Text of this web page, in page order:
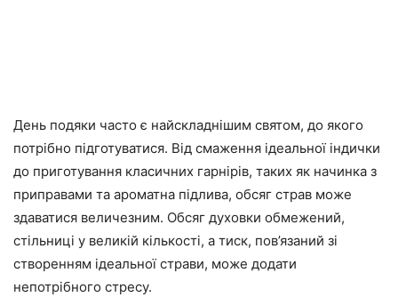
День подяки часто є найскладнішим святом, до якого
потрібно підготуватися. Від смаження ідеальної індички
до приготування класичних гарнірів, таких як начинка з
приправами та ароматна підлива, обсяг страв може
здаватися величезним. Обсяг духовки обмежений,
стільниці у великій кількості, а тиск, пов’язаний зі
створенням ідеальної страви, може додати
непотрібного стресу.